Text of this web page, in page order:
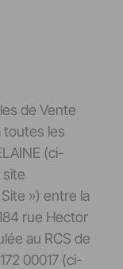
de Vente
toutes les
(ci-
site
») entre la
rue Hector
au RCS de
00017 (ci-